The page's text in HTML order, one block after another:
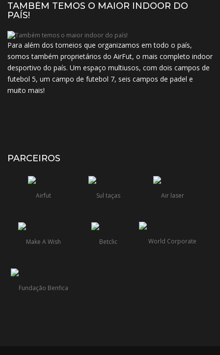
TAMBÉM TEMOS O MAIOR INDOOR DO
PAÍS!
Para além dos torneios que organizamos em todo o país,
somos também proprietários do AirFut, o mais completo indoor
desportivo do país. Um espaço multiusos, com dois campos de
futebol 5, um campo de futebol 7, seis campos de padel e
muito mais!
PARCEIROS